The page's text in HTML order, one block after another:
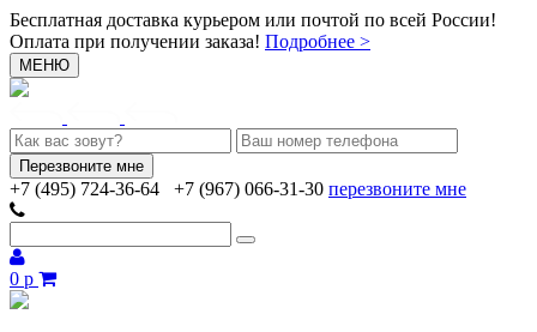
Бесплатная доставка курьером или почтой по всей России!
Оплата при получении заказа! Подробнее >
МЕНЮ
+7 (495) 724-36-64 +7 (967) 066-31-30 перезвоните мне
0 р